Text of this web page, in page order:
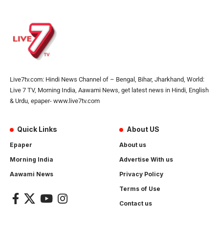
Live7tv.com: Hindi News Channel of – Bengal, Bihar, Jharkhand, World:
Live 7 TV, Morning India, Aawami News, get latest news in Hindi, English
& Urdu, epaper- www.live7tv.com
Quick Links
Epaper
Morning India
Aawami News
About US
About us
Advertise With us
Privacy Policy
Terms of Use
Contact us